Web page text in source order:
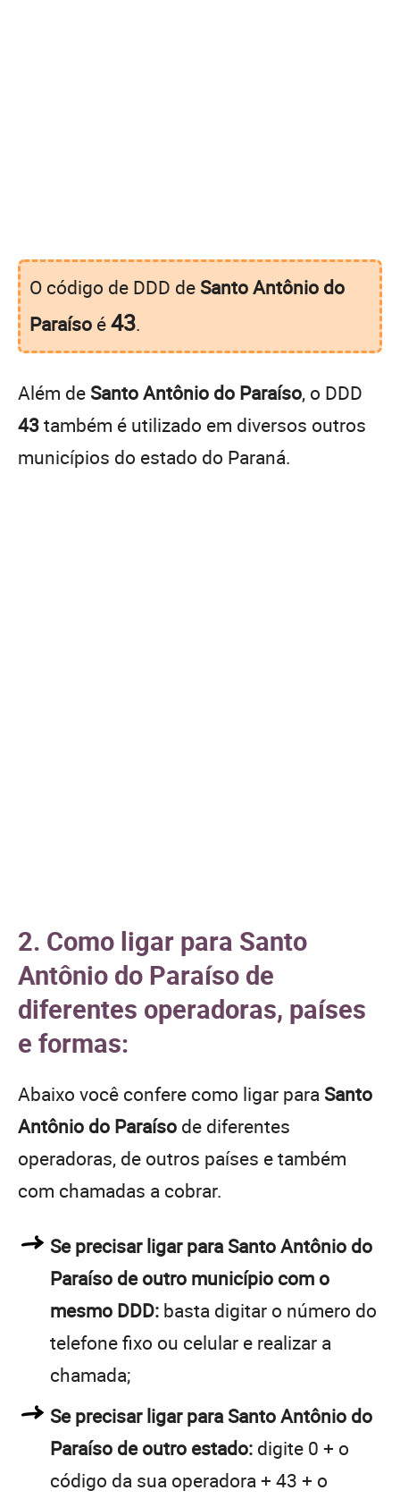
O código de DDD de Santo Antônio do
Paraíso é43.
Além de Santo Antônio do Paraíso, o DDD
43também é utilizado em diversos outros
municípios do estado do Paraná.
2. Como ligar para Santo
Antônio do Paraíso de
diferentes operadoras, países
e formas:
Abaixo você confere como ligar para Santo
Antônio do Paraíso de diferentes
operadoras, de outros países e também
com chamadas a cobrar.
Se precisar ligar para Santo Antônio do
Paraíso de outro município com o
mesmo DDD: basta digitar o número do
telefone fixo ou celular e realizar a
chamada;
Se precisar ligar para Santo Antônio do
Paraíso de outro estado: digite 0 + o
código da sua operadora + 43 + o